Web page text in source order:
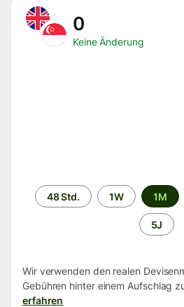
0
Keine Änderung
Zeitraum
48 Std. 1W 1M
5J
Wir verwenden den realen
Gebühren hinter einem Aufschlag
erfahren